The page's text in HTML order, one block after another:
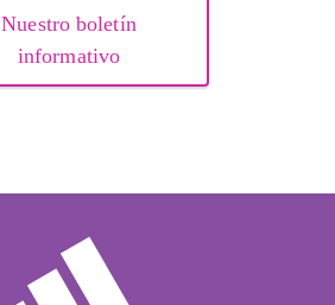
Nuestro boletín
informativo